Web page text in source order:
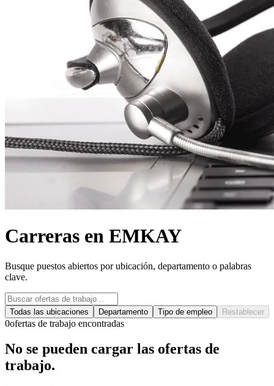
Carreras en EMKAY
Busque puestos abiertos por ubicación, departamento o palabras
clave.
Todas las ubicaciones Departamento Tipo de empleo Restablecer
0ofertas de trabajo encontradas
No se pueden cargar las ofertas de
trabajo.